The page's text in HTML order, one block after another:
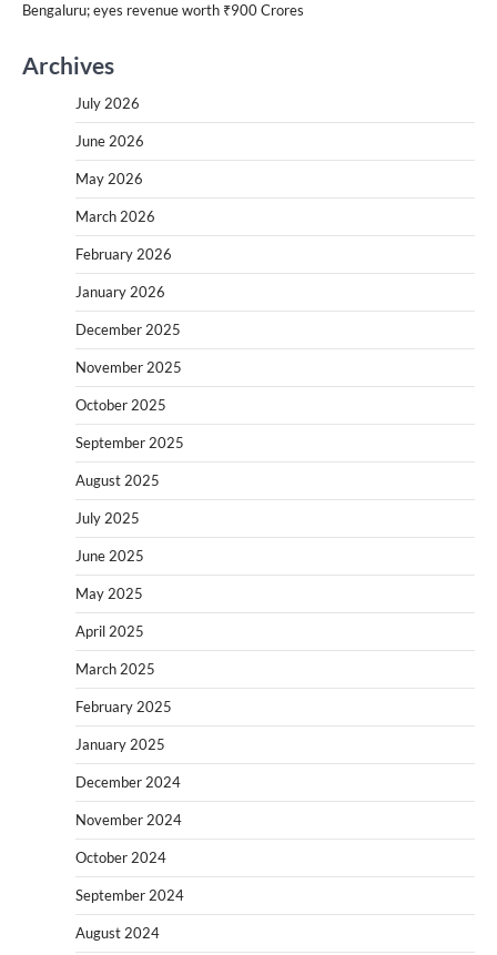
Bengaluru; eyes revenue worth ₹900 Crores
Archives
July 2026
June 2026
May 2026
March 2026
February 2026
January 2026
December 2025
November 2025
October 2025
September 2025
August 2025
July 2025
June 2025
May 2025
April 2025
March 2025
February 2025
January 2025
December 2024
November 2024
October 2024
September 2024
August 2024